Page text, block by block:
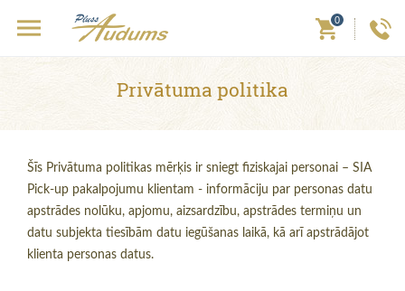
0
Privātuma politika
Šīs Privātuma politikas mērķis ir sniegt fiziskajai personai – SIA
Pick-up pakalpojumu klientam - informāciju par personas datu
apstrādes nolūku, apjomu, aizsardzību, apstrādes termiņu un
datu subjekta tiesībām datu iegūšanas laikā, kā arī apstrādājot
klienta personas datus.